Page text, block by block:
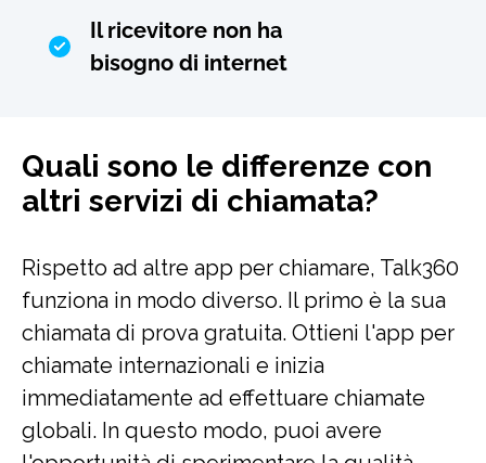
Il ricevitore non ha
bisogno di internet
Quali sono le differenze con
altri servizi di chiamata?
Rispetto ad altre app per chiamare, Talk360
funziona in modo diverso. Il primo è la sua
chiamata di prova gratuita. Ottieni l'app per
chiamate internazionali e inizia
immediatamente ad effettuare chiamate
globali. In questo modo, puoi avere